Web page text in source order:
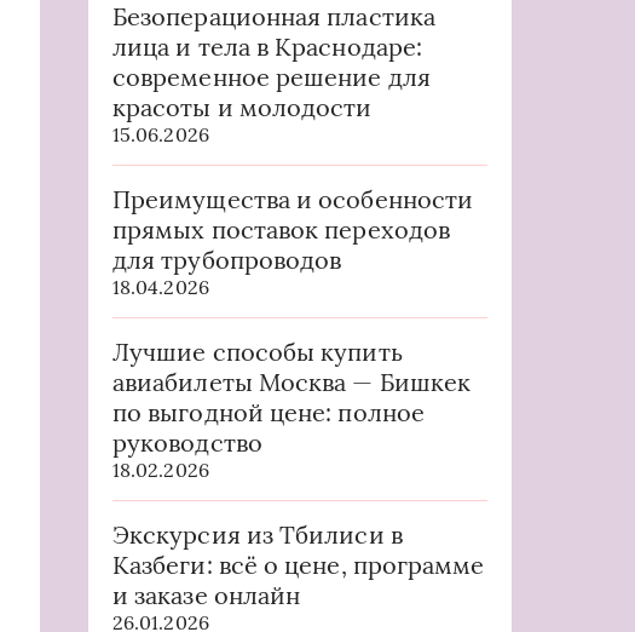
Безоперационная пластика
лица и тела в Краснодаре:
современное решение для
красоты и молодости
15.06.2026
Преимущества и особенности
прямых поставок переходов
для трубопроводов
18.04.2026
Лучшие способы купить
авиабилеты Москва — Бишкек
по выгодной цене: полное
руководство
18.02.2026
Экскурсия из Тбилиси в
Казбеги: всё о цене, программе
и заказе онлайн
26.01.2026